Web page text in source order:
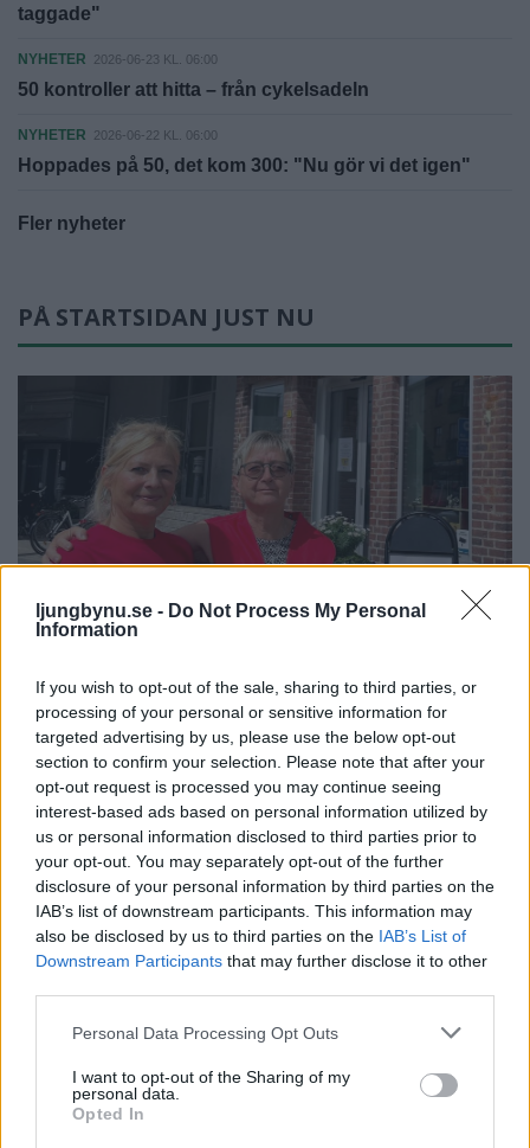
ljungbynu.se - Do Not Process My Personal
Information
If you wish to opt-out of the sale, sharing to third parties, or
processing of your personal or sensitive information for
targeted advertising by us, please use the below opt-out
section to confirm your selection. Please note that after your
opt-out request is processed you may continue seeing
interest-based ads based on personal information utilized by
us or personal information disclosed to third parties prior to
your opt-out. You may separately opt-out of the further
disclosure of your personal information by third parties on the
IAB’s list of downstream participants. This information may
also be disclosed by us to third parties on the IAB’s List of
Downstream Participants that may further disclose it to other
Personal Data Processing Opt Outs
I want to opt-out of the Sharing of my
personal data.
Opted In
taggade"
NYHETER 2026-06-23 KL. 06:00
50 kontroller att hitta – från cykelsadeln
NYHETER 2026-06-22 KL. 06:00
Hoppades på 50, det kom 300: "Nu gör vi det igen"
Fler nyheter
PÅ STARTSIDAN JUST NU
Ewa och Marianne:
"Flytten blev ett lyft"
Röda Korsets second hand-butik är större än någonsin.
NYHETER 2026-07-29 KL. 06:00
Horst – en
friidrottslegend
som vägrar sluta
NYHETER 2026-07-26 KL. 06:00
Handla bh – allt
annat än enkelt